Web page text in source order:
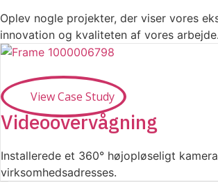
Oplev nogle projekter, der viser vores
innovation og kvaliteten af ​​vores arbejde.
View Case Study
Videoovervågning
Installerede et 360° højopløseligt
virksomhedsadresses.